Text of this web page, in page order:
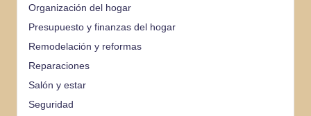
Organización del hogar
Presupuesto y finanzas del hogar
Remodelación y reformas
Reparaciones
Salón y estar
Seguridad